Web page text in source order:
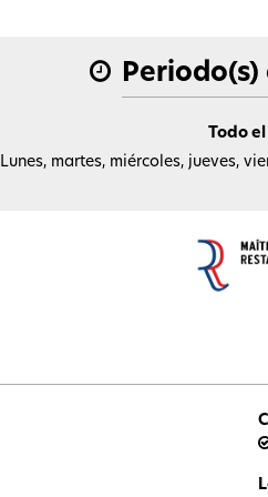
Todo
Lunes, martes, miércoles, jueves,